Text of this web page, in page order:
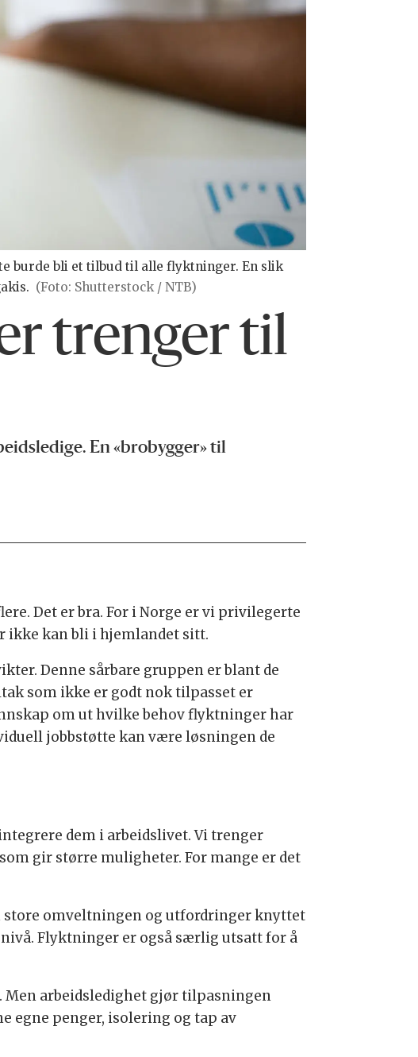
burde bli et tilbud til alle flyktninger. En slik
(Foto: Shutterstock / NTB)
trenger til
En «brobygger» til
Det er bra. For i Norge er vi privilegerte
ikke kan bli i hjemlandet sitt.
Denne sårbare gruppen er blant de
som ikke er godt nok tilpasset er
om ut hvilke behov flyktninger har
jobbstøtte kan være løsningen de
dem i arbeidslivet. Vi trenger
gir større muligheter. For mange er det
omveltningen og utfordringer knyttet
Flyktninger er også særlig utsatt for å
Men arbeidsledighet gjør tilpasningen
egne penger, isolering og tap av